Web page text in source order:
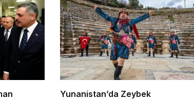
Yunanistan’da Zeybek